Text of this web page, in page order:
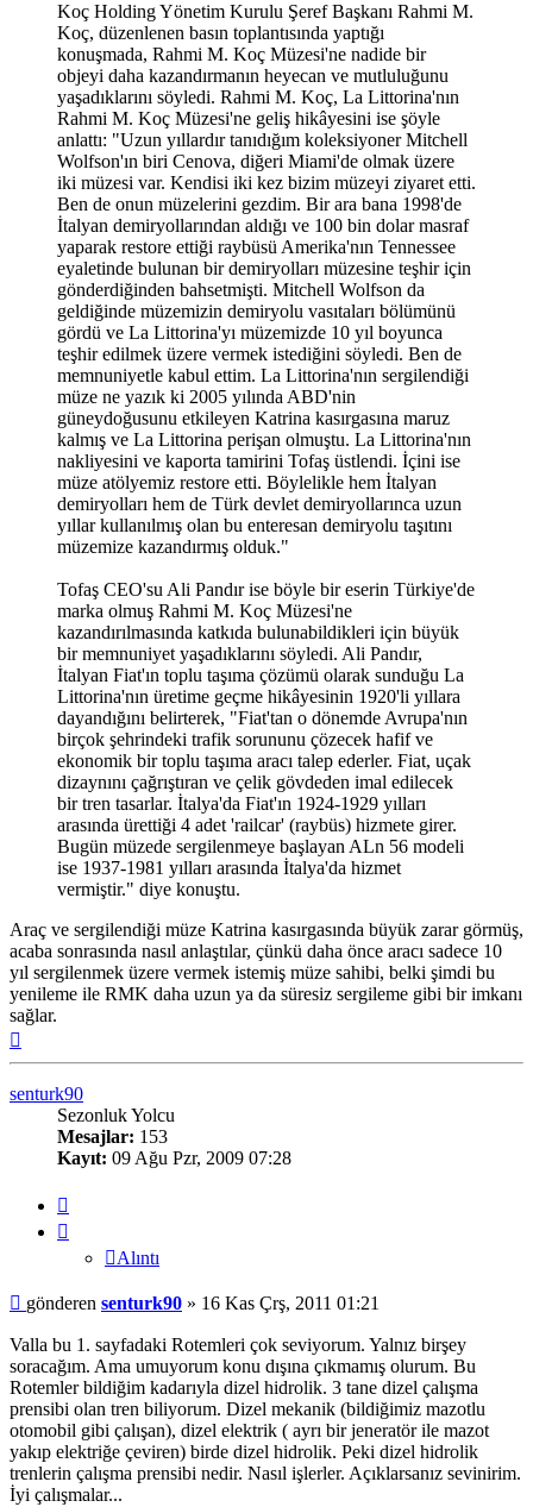
Koç Holding Yönetim Kurulu Şeref Başkanı Rahmi M.
Koç, düzenlenen basın toplantısında yaptığı
konuşmada, Rahmi M. Koç Müzesi'ne nadide bir
objeyi daha kazandırmanın heyecan ve mutluluğunu
yaşadıklarını söyledi. Rahmi M. Koç, La Littorina'nın
Rahmi M. Koç Müzesi'ne geliş hikâyesini ise şöyle
anlattı: "Uzun yıllardır tanıdığım koleksiyoner Mitchell
Wolfson'ın biri Cenova, diğeri Miami'de olmak üzere
iki müzesi var. Kendisi iki kez bizim müzeyi ziyaret etti.
Ben de onun müzelerini gezdim. Bir ara bana 1998'de
İtalyan demiryollarından aldığı ve 100 bin dolar masraf
yaparak restore ettiği raybüsü Amerika'nın Tennessee
eyaletinde bulunan bir demiryolları müzesine teşhir için
gönderdiğinden bahsetmişti. Mitchell Wolfson da
geldiğinde müzemizin demiryolu vasıtaları bölümünü
gördü ve La Littorina'yı müzemizde 10 yıl boyunca
teşhir edilmek üzere vermek istediğini söyledi. Ben de
memnuniyetle kabul ettim. La Littorina'nın sergilendiği
müze ne yazık ki 2005 yılında ABD'nin
güneydoğusunu etkileyen Katrina kasırgasına maruz
kalmış ve La Littorina perişan olmuştu. La Littorina'nın
nakliyesini ve kaporta tamirini Tofaş üstlendi. İçini ise
müze atölyemiz restore etti. Böylelikle hem İtalyan
demiryolları hem de Türk devlet demiryollarınca uzun
yıllar kullanılmış olan bu enteresan demiryolu taşıtını
müzemize kazandırmış olduk."
Tofaş CEO'su Ali Pandır ise böyle bir eserin Türkiye'de
marka olmuş Rahmi M. Koç Müzesi'ne
kazandırılmasında katkıda bulunabildikleri için büyük
bir memnuniyet yaşadıklarını söyledi. Ali Pandır,
İtalyan Fiat'ın toplu taşıma çözümü olarak sunduğu La
Littorina'nın üretime geçme hikâyesinin 1920'li yıllara
dayandığını belirterek, "Fiat'tan o dönemde Avrupa'nın
birçok şehrindeki trafik sorununu çözecek hafif ve
ekonomik bir toplu taşıma aracı talep ederler. Fiat, uçak
dizaynını çağrıştıran ve çelik gövdeden imal edilecek
bir tren tasarlar. İtalya'da Fiat'ın 1924-1929 yılları
arasında ürettiği 4 adet 'railcar' (raybüs) hizmete girer.
Bugün müzede sergilenmeye başlayan ALn 56 modeli
ise 1937-1981 yılları arasında İtalya'da hizmet
vermiştir." diye konuştu.
Araç ve sergilendiği müze Katrina kasırgasında büyük zarar görmüş,
acaba sonrasında nasıl anlaştılar, çünkü daha önce aracı sadece 10
yıl sergilenmek üzere vermek istemiş müze sahibi, belki şimdi bu
yenileme ile RMK daha uzun ya da süresiz sergileme gibi bir imkanı
sağlar.
dön
senturk90
Sezonluk Yolcu
Mesajlar: 153
Kayıt: 09 Ağu Pzr, 2009 07:28
Alıntı
Mesaj
gönderen senturk90 » 16 Kas Çrş, 2011 01:21
Valla bu 1. sayfadaki Rotemleri çok seviyorum. Yalnız birşey
soracağım. Ama umuyorum konu dışına çıkmamış olurum. Bu
Rotemler bildiğim kadarıyla dizel hidrolik. 3 tane dizel çalışma
prensibi olan tren biliyorum. Dizel mekanik (bildiğimiz mazotlu
otomobil gibi çalışan), dizel elektrik ( ayrı bir jeneratör ile mazot
yakıp elektriğe çeviren) birde dizel hidrolik. Peki dizel hidrolik
trenlerin çalışma prensibi nedir. Nasıl işlerler. Açıklarsanız sevinirim.
İyi çalışmalar...